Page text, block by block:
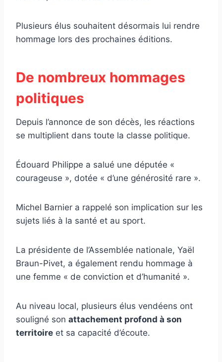
Plusieurs élus souhaitent désormais lui rendre
hommage lors des prochaines éditions.
De nombreux hommages
politiques
Depuis l’annonce de son décès, les réactions
se multiplient dans toute la classe politique.
Édouard Philippe a salué une députée «
courageuse », dotée « d’une générosité rare ».
Michel Barnier a rappelé son implication sur les
sujets liés à la santé et au sport.
La présidente de l’Assemblée nationale, Yaël
Braun-Pivet, a également rendu hommage à
une femme « de conviction et d’humanité ».
Au niveau local, plusieurs élus vendéens ont
souligné son attachement profond à son
territoire et sa capacité d’écoute.